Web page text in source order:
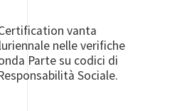
vanta
nelle verifiche
Parte su codici di
Sociale.